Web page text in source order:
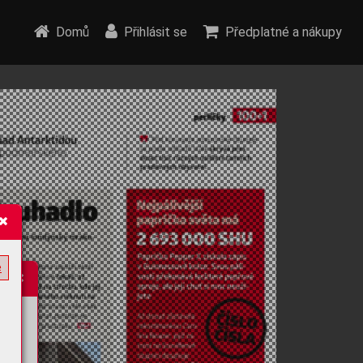
Domů Přihlásit se Předplatné a nákupy